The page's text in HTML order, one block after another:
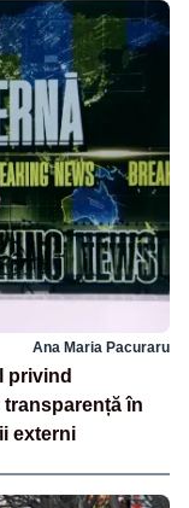
Ana Maria Pacuraru
privind
în
externi